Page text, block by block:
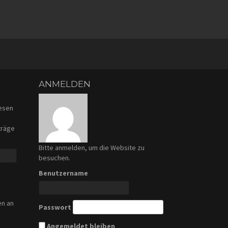
an
ANMELDEN
Bitte anmelden, um die Website zu
besuchen.
Benutzername
Passwort
Angemeldet bleiben